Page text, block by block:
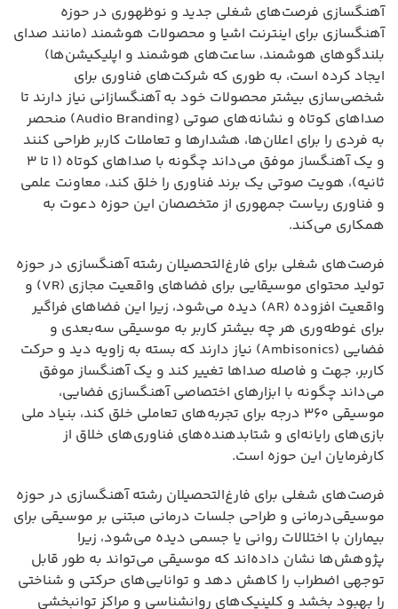
آهنگسازی فرصت‌های شغلی جدید و نوظهوری در حوزه
آهنگسازی برای اینترنت اشیا و محصولات هوشمند (مانند صدای
بلندگوهای هوشمند، ساعت‌های هوشمند و اپلیکیشن‌ها)
ایجاد کرده است، به طوری که شرکت‌های فناوری برای
شخصی‌سازی بیشتر محصولات خود به آهنگسازانی نیاز دارند تا
صداهای کوتاه و نشانه‌های صوتی (Audio Branding) منحصر
به فردی را برای اعلان‌ها، هشدارها و تعاملات کاربر طراحی کنند
و یک آهنگساز موفق می‌داند چگونه با صداهای کوتاه (۱ تا ۳
ثانیه)، هویت صوتی یک برند فناوری را خلق کند، معاونت علمی
و فناوری ریاست جمهوری از متخصصان این حوزه دعوت به
همکاری می‌کند.
فرصت‌های شغلی برای فارغ‌التحصیلان رشته آهنگسازی در حوزه
تولید محتوای موسیقایی برای فضاهای واقعیت مجازی (VR) و
واقعیت افزوده (AR) دیده می‌شود، زیرا این فضاهای فراگیر
برای غوطه‌وری هر چه بیشتر کاربر به موسیقی سه‌بعدی و
فضایی (Ambisonics) نیاز دارند که بسته به زاویه دید و حرکت
کاربر، جهت و فاصله صداها تغییر کند و یک آهنگساز موفق
می‌داند چگونه با ابزارهای اختصاصی آهنگسازی فضایی،
موسیقی ۳۶۰ درجه برای تجربه‌های تعاملی خلق کند، بنیاد ملی
بازی‌های رایانه‌ای و شتابدهنده‌های فناوری‌های خلاق از
کارفرمایان این حوزه است.
فرصت‌های شغلی برای فارغ‌التحصیلان رشته آهنگسازی در حوزه
موسیقی‌درمانی و طراحی جلسات درمانی مبتنی بر موسیقی برای
بیماران با اختلالات روانی یا جسمی دیده می‌شود، زیرا
پژوهش‌ها نشان داده‌اند که موسیقی می‌تواند به طور قابل
توجهی اضطراب را کاهش دهد و توانایی‌های حرکتی و شناختی
را بهبود بخشد و کلینیک‌های روانشناسی و مراکز توانبخشی